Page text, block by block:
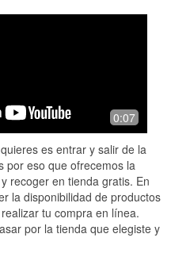
0:07
es entrar y salir de la
por eso que ofrecemos la
recoger en tienda gratis. En
la disponibilidad de productos
tu compra en línea.
por la tienda que elegiste y